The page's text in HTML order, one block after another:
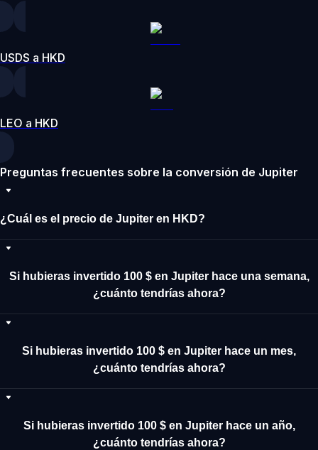
USDS a HKD
LEO a HKD
Preguntas frecuentes sobre la conversión de Jupiter
¿Cuál es el precio de Jupiter en HKD?
Si hubieras invertido 100 $ en Jupiter hace una semana,
¿cuánto tendrías ahora?
Si hubieras invertido 100 $ en Jupiter hace un mes,
¿cuánto tendrías ahora?
Si hubieras invertido 100 $ en Jupiter hace un año,
¿cuánto tendrías ahora?